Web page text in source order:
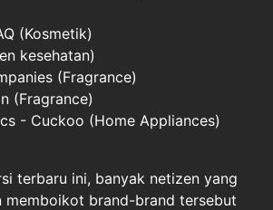
(Kosmetik)
kesehatan)
(Fragrance)
(Fragrance)
- Cuckoo (Home Appliances)
terbaru ini, banyak netizen yang
memboikot brand-brand tersebut